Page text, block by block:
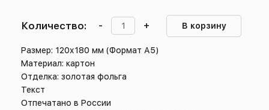
Количество: - + В корзину
Размер: 120х180 мм (Формат А5)
Материал: картон
Отделка: золотая фольга
Текст
Отпечатано в России